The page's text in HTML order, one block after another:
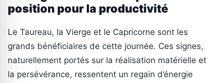
position pour la productivité
Le Taureau, la Vierge et le Capricorne sont les
grands bénéficiaires de cette journée. Ces signes,
naturellement portés sur la réalisation matérielle et
la persévérance, ressentent un regain d’énergie